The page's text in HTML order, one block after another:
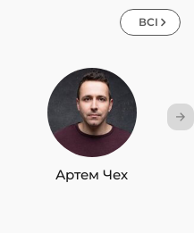
ВСІ
Артем Чех